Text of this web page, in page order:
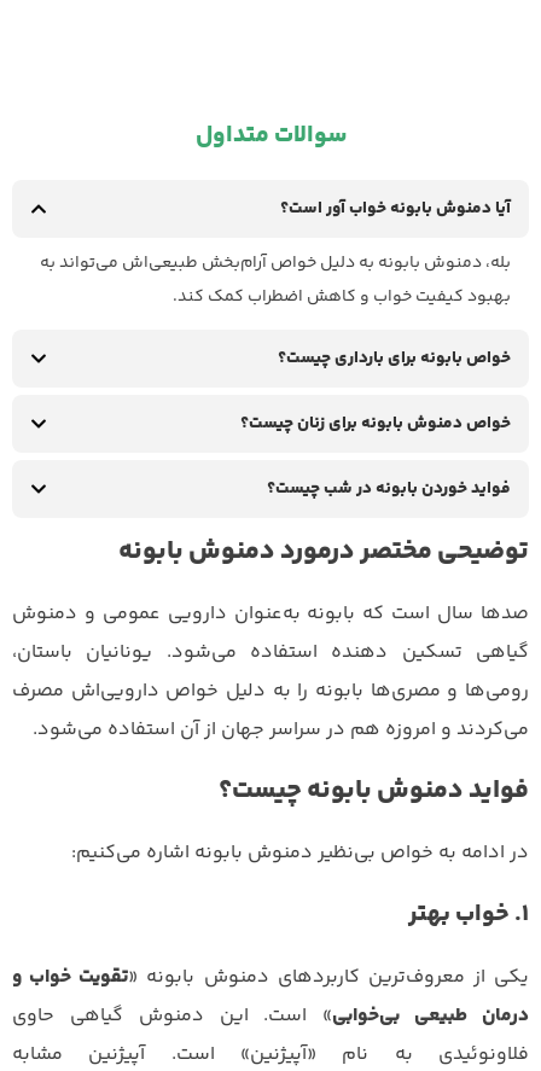
سوالات متداول
آیا دمنوش بابونه خواب آور است؟
بله، دمنوش بابونه به دلیل خواص آرام‌بخش طبیعی‌اش می‌تواند به
بهبود کیفیت خواب و کاهش اضطراب کمک کند.
خواص بابونه برای بارداری چیست؟
خواص دمنوش بابونه برای زنان چیست؟
فواید خوردن بابونه در شب چیست؟
توضیحی مختصر درمورد دمنوش بابونه
صدها سال است که بابونه به‌عنوان دارویی عمومی و دمنوش
گیاهی تسکین دهنده استفاده می‌شود. یونانیان باستان،
رومی‌ها و مصری‌ها بابونه را به دلیل خواص دارویی‌اش مصرف
می‌کردند و امروزه هم در سراسر جهان از آن استفاده می‌شود.
فواید دمنوش بابونه چیست؟
در ادامه به خواص بی‌نظیر دمنوش بابونه اشاره می‌کنیم:
1. خواب بهتر
یکی از معروف‌ترین کاربردهای دمنوش بابونه «تقویت خواب و
درمان طبیعی بی‌خوابی» است. این دمنوش گیاهی حاوی
فلاونوئیدی به نام «آپیژنین» است. آپیژنین مشابه